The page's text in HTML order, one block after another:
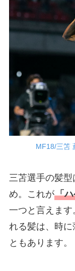
MF18/三笘
三苫選手の髪
め。これが「
一つと言えま
れる髪は、時
ともあります。